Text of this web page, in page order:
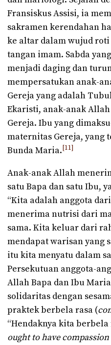
Fransiskus Assisi, ia
sakramen kerendahan
ke altar dalam wujud
tangan imam. Sabda
menjadi daging dan
mempersatukan anak-
Gereja yang adalah
Ekaristi, anak-anak
Gereja. Ibu yang
maternitas Gereja, yang
Bunda Maria. [11]
Anak-anak Allah
satu Bapa dan satu Ibu,
“Kita adalah anggota
menerima nutrisi dari
sama. Kita keluar dari
mendapat warisan yang
itu kita menyatu dalam
Persekutuan anggota-
Allah Bapa dan Ibu
solidaritas dengan
praktek berbela rasa (
“Hendaknya kita berbela
ought to have